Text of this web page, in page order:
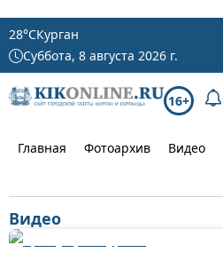
28°CКурган
Суббота, 8 августа 2026 г.
16+
Главная Фотоархив Видео
Видео